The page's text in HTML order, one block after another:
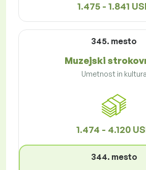
1.475 - 1.841
345. mesto
Muzejski
Umetnost in kultura
1.474 - 4.120
344. mesto